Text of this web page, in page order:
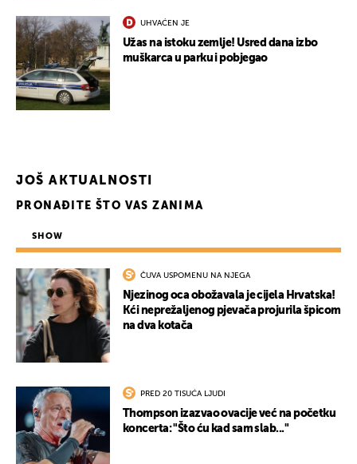
UHVAĆEN JE
Užas na istoku zemlje! Usred dana izbo
muškarca u parku i pobjegao
JOŠ AKTUALNOSTI
PRONAĐITE ŠTO VAS ZANIMA
SHOW
ČUVA USPOMENU NA NJEGA
Njezinog oca obožavala je cijela Hrvatska!
Kći neprežaljenog pjevača projurila špicom
na dva kotača
PRED 20 TISUĆA LJUDI
Thompson izazvao ovacije već na početku
koncerta: "Što ću kad sam slab..."